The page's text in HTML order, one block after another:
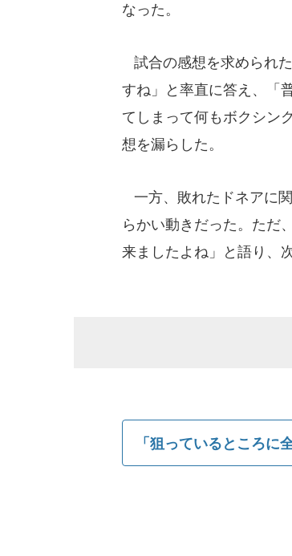
なった。
試合の感想を求められ
すね」と率直に答え、「
てしまって何もボクシン
想を漏らした。
一方、敗れたドネアに
らかい動きだった。ただ
来ましたよね」と語り、
「狙っているところに